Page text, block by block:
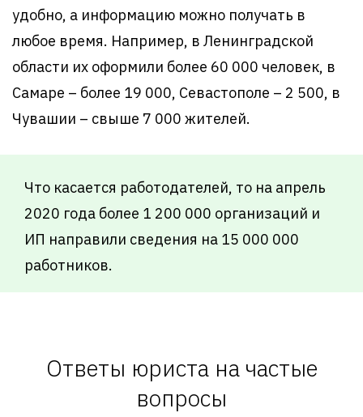
удобно, а информацию можно получать в
любое время. Например, в Ленинградской
области их оформили более 60 000 человек, в
Самаре – более 19 000, Севастополе – 2 500, в
Чувашии – свыше 7 000 жителей.
Что касается работодателей, то на апрель
2020 года более 1 200 000 организаций и
ИП направили сведения на 15 000 000
работников.
Ответы юриста на частые
вопросы